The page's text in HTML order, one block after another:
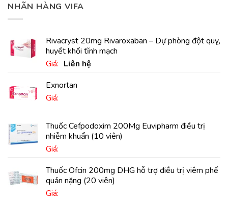
NHÃN HÀNG VIFA
Rivacryst 20mg Rivaroxaban – Dự phòng đột quỵ,
huyết khối tĩnh mạch
Giá: Liên hệ
Exnortan
Giá:
Thuốc Cefpodoxim 200Mg Euvipharm điều trị
nhiễm khuẩn (10 viên)
Giá:
Thuốc Ofcin 200mg DHG hỗ trợ điều trị viêm phế
quản nặng (20 viên)
Giá: